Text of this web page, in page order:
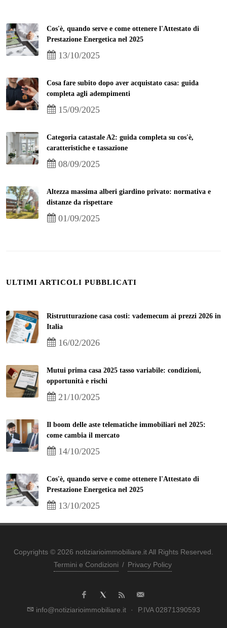
Cos'è, quando serve e come ottenere l'Attestato di
Prestazione Energetica nel 2025
13/10/2025
Cosa fare subito dopo aver acquistato casa: guida
completa agli adempimenti
15/09/2025
Categoria catastale A2: guida completa su cos'è,
caratteristiche e tassazione
08/09/2025
Altezza massima alberi giardino privato: normativa e
distanze da rispettare
01/09/2025
ULTIMI ARTICOLI PUBBLICATI
Ristrutturazione casa costi: vademecum ai prezzi 2026 in
Italia
16/02/2026
Mutui prima casa 2025 tasso variabile: condizioni,
opportunità e rischi
21/10/2025
Il boom delle aste telematiche immobiliari nel 2025:
come cambia il mercato
14/10/2025
Cos'è, quando serve e come ottenere l'Attestato di
Prestazione Energetica nel 2025
13/10/2025
Copyrights © 2026 notiziarioimmobiliare.it All Rights Reserved.
Termini e Condizioni / Privacy Policy
info@notiziarioimmobiliare.it · P.IVA 02871390593